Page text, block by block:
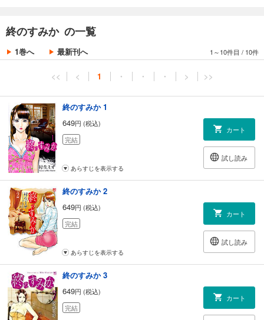
終のすみか の一覧
1巻へ 最新刊へ 1～10件目 / 10件
<< < 1 ・ ・ ・ > >>
終のすみか 1
649円 (税込)
完結
カート
試し読み
あらすじを表示する
終のすみか 2
649円 (税込)
完結
カート
試し読み
あらすじを表示する
終のすみか 3
649円 (税込)
完結
カート